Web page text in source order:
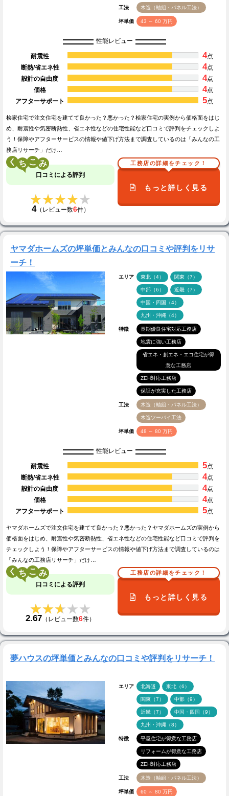
工法 木造（軸組・パネル工法）
坪単価 43 ～ 60 万円
性能レビュー
耐震性 4点
断熱/省エネ性
4点
設計の自由度
4点
価格
4点
アフターサポート
5点
桧家住宅で注文住宅を建てて良かった？悪かった？桧家住宅の実例から価格面をはじ
め、耐震性や気密断熱性、省エネ性などの住宅性能など口コミで評判をチェックしよ
う！保障やアフターサービスの情報や値下げ方法まで調査しているのは「みんなの工
務店リサーチ」だけ…
く こ
口コミによる評判
★★★★★
★★★★★
4（レビュー数6件）
工務店の詳細をチェック！
もっと詳しく見る
ヤマダホームズの坪単価とみんなの口コミや評判をリサ
ーチ！
エリア 東北（4） 関東（7）
中部（6） 近畿（7）
中国・四国（4）
九州・沖縄（4）
特徴 長期優良住宅対応工務店
地震に強い工務店
省エネ・創エネ・エコ住宅が得
意な工務店
ZEH対応工務店
保証が充実した工務店
工法 木造（軸組・パネル工法）
木造ツーバイ工法
坪単価 48 ～ 80 万円
性能レビュー
耐震性 5点
断熱/省エネ性
4点
設計の自由度
4点
価格
4点
アフターサポート
5点
ヤマダホームズで注文住宅を建てて良かった？悪かった？ヤマダホームズの実例から
価格面をはじめ、耐震性や気密断熱性、省エネ性などの住宅性能など口コミで評判を
チェックしよう！保障やアフターサービスの情報や値下げ方法まで調査しているのは
「みんなの工務店リサーチ」だけ…
く こ
口コミによる評判
★★★★★
★★★★★
2.67 （レビュー数6件）
工務店の詳細をチェック！
もっと詳しく見る
夢ハウスの坪単価とみんなの口コミや評判をリサーチ！
エリア 北海道 東北（6）
関東（7） 中部（9）
近畿（7） 中国・四国（9）
九州・沖縄（8）
特徴 平屋住宅が得意な工務店
リフォームが得意な工務店
ZEH対応工務店
工法 木造（軸組・パネル工法）
坪単価 60 ～ 80 万円